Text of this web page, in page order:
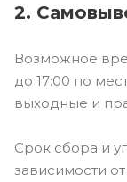
2.
Возможное
до 17:00 по
выходные и
Срок сбора и
зависимости